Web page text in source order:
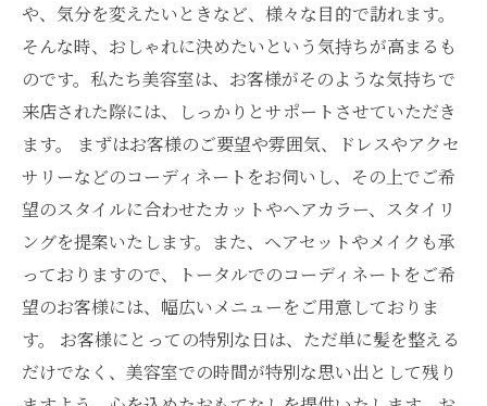
や、気分を変えたいときなど、様々な目的で訪れます。
そんな時、おしゃれに決めたいという気持ちが高まるも
のです。私たち美容室は、お客様がそのような気持ちで
来店された際には、しっかりとサポートさせていただき
ます。 まずはお客様のご要望や雰囲気、ドレスやアクセ
サリーなどのコーディネートをお伺いし、その上でご希
望のスタイルに合わせたカットやヘアカラー、スタイリ
ングを提案いたします。また、ヘアセットやメイクも承
っておりますので、トータルでのコーディネートをご希
望のお客様には、幅広いメニューをご用意しておりま
す。 お客様にとっての特別な日は、ただ単に髪を整える
だけでなく、美容室での時間が特別な思い出として残り